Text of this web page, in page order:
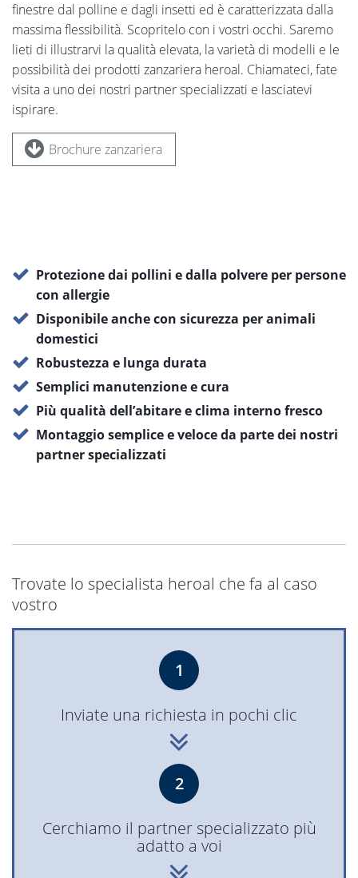
finestre dal polline e dagli insetti ed è caratterizzata dalla
massima flessibilità. Scopritelo con i vostri occhi. Saremo
lieti di illustrarvi la qualità elevata, la varietà di modelli e le
possibilità dei prodotti zanzariera heroal. Chiamateci, fate
visita a uno dei nostri partner specializzati e lasciatevi
ispirare.
Brochure zanzariera
Protezione dai pollini e dalla polvere per persone
con allergie
Disponibile anche con sicurezza per animali
domestici
Robustezza e lunga durata
Semplici manutenzione e cura
Più qualità dell’abitare e clima interno fresco
Montaggio semplice e veloce da parte dei nostri
partner specializzati
Trovate lo specialista heroal che fa al caso
vostro
1
Inviate una richiesta in pochi clic
2
Cerchiamo il partner specializzato più
adatto a voi